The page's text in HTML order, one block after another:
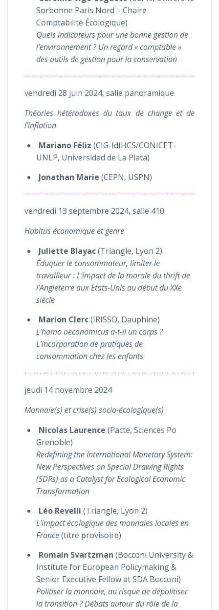
Sorbonne Paris Nord – Chaire
Comptabilité Écologique)
Quels indicateurs pour une bonne gestion de
l’environnement ? Un regard « comptable »
des outils de gestion pour la conservation
vendredi 28 juin 2024, salle panoramique
Théories hétérodoxes du taux de change et de
l’inflation
Mariano Féliz (CIG-IdIHCS/CONICET-
UNLP, Universidad de La Plata)
Jonathan Marie (CEPN, USPN)
vendredi 13 septembre 2024, salle 410
Habitus économique et genre
Juliette Blayac(Triangle, Lyon 2)
Éduquer le consommateur, limiter le
travailleur : L’impact de la morale du thrift de
l’Angleterre aux Etats-Unis au début du XXe
siècle
Marion Clerc(IRISSO, Dauphine)
L’homo oeconomicus a-t-il un corps ?
L’incorporation de pratiques de
consommation chez les enfants
jeudi 14 novembre 2024
Monnaie(s) et crise(s) socio-écologique(s)
Nicolas Laurence (Pacte, Sciences Po
Grenoble)
Redefining the International Monetary System:
New Perspectives on Special Drawing Rights
(SDRs) as a Catalyst for Ecological Economic
Transformation
Léo Revelli (Triangle, Lyon 2)
L’impact écologique des monnaies locales en
France(titre provisoire)
Romain Svartzman (Bocconi University &
Institute for European Policymaking &
Senior Executive Fellow at SDA Bocconi)
Politiser la monnaie, au risque de dépolitiser
la transition ? Débats autour du rôle de la